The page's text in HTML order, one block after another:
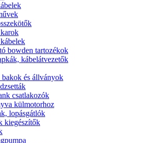
bowden tartozékok
kábelátvezetők
és állványok
csatlakozók
külmotorhoz
lopásgátlók
kiegészítők